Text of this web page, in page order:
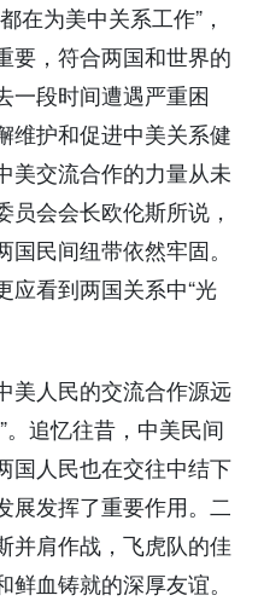
在为美中关系工作”，
要，符合两国和世界的
一段时间遭遇严重困
维护和促进中美关系健
美交流合作的力量从未
会会长欧伦斯所说，
民间纽带依然牢固。
应看到两国关系中“光
人民的交流合作源远
。追忆往昔，中美民间
国人民也在交往中结下
展发挥了重要作用。二
并肩作战，飞虎队的佳
血铸就的深厚友谊。